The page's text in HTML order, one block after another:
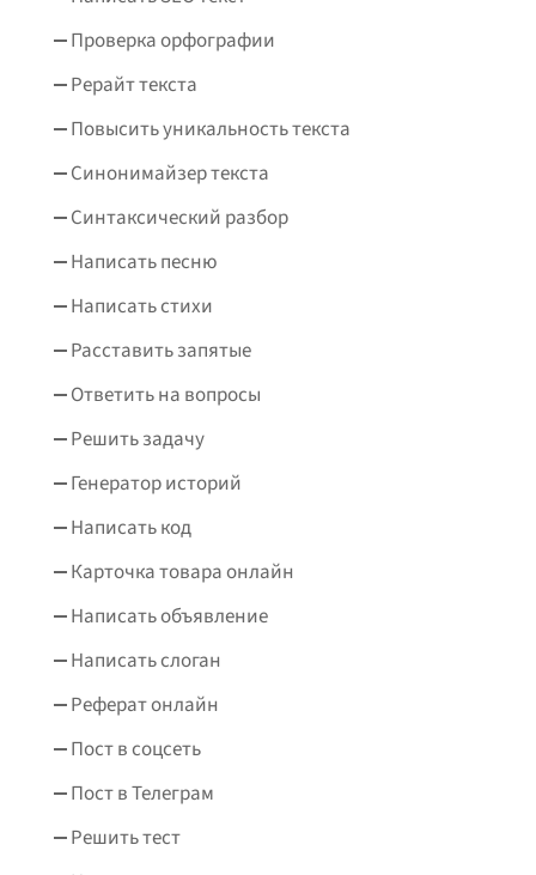
Проверка орфографии
Рерайт текста
Повысить уникальность текста
Синонимайзер текста
Синтаксический разбор
Написать песню
Написать стихи
Расставить запятые
Ответить на вопросы
Решить задачу
Генератор историй
Написать код
Карточка товара онлайн
Написать объявление
Написать слоган
Реферат онлайн
Пост в соцсеть
Пост в Телеграм
Решить тест